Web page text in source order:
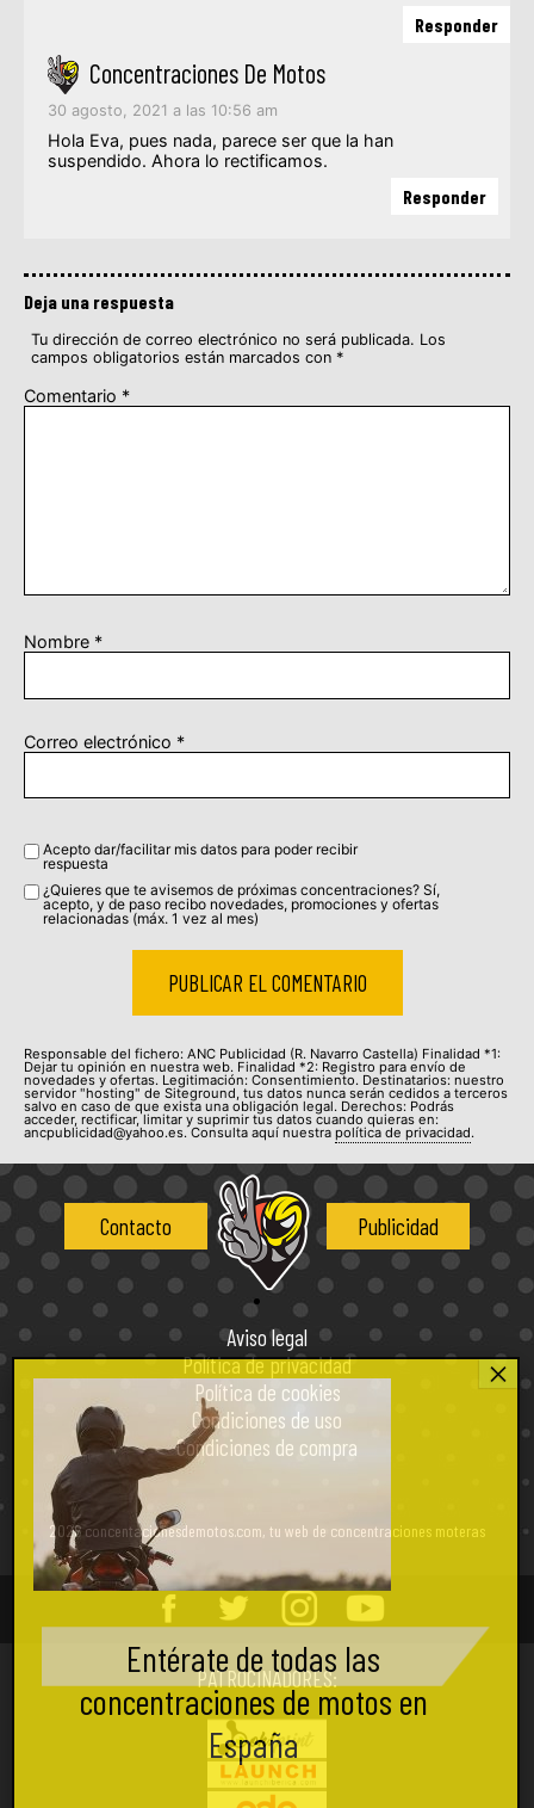
Responder
Concentraciones De Motos
30 agosto, 2021 a las 10:56 am
Hola Eva, pues nada, parece ser que la han
suspendido. Ahora lo rectificamos.
Responder
Deja una respuesta
Tu dirección de correo electrónico no será publicada. Los
campos obligatorios están marcados con *
Comentario *
Nombre *
Correo electrónico *
Acepto dar/facilitar mis datos para poder recibir
respuesta
¿Quieres que te avisemos de próximas concentraciones? Sí,
acepto, y de paso recibo novedades, promociones y ofertas
relacionadas (máx. 1 vez al mes)
Responsable del fichero: ANC Publicidad (R. Navarro Castella) Finalidad *1:
Dejar tu opinión en nuestra web. Finalidad *2: Registro para envío de
novedades y ofertas. Legitimación: Consentimiento. Destinatarios: nuestro
servidor "hosting" de Siteground, tus datos nunca serán cedidos a terceros
salvo en caso de que exista una obligación legal. Derechos: Podrás
acceder, rectificar, limitar y suprimir tus datos cuando quieras en:
ancpublicidad@yahoo.es. Consulta aquí nuestra política de privacidad.
Contacto Publicidad
Aviso legal
Política de privacidad
Política de cookies
Condiciones de uso
Condiciones de compra
2026 concentacionesdemotos.com, tu web de concentraciones moteras
PATROCINADORES:
Entérate de todas las
concentraciones de motos en
España